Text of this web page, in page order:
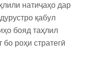
натиҷаҳо дар
қабул
бояд таҳлил
роҳи стратегӣ